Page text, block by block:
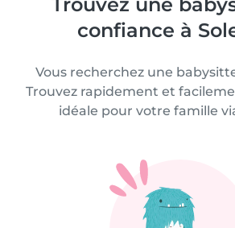
confiance à
Vous recherchez une
Trouvez rapidement et
idéale pour votre famille